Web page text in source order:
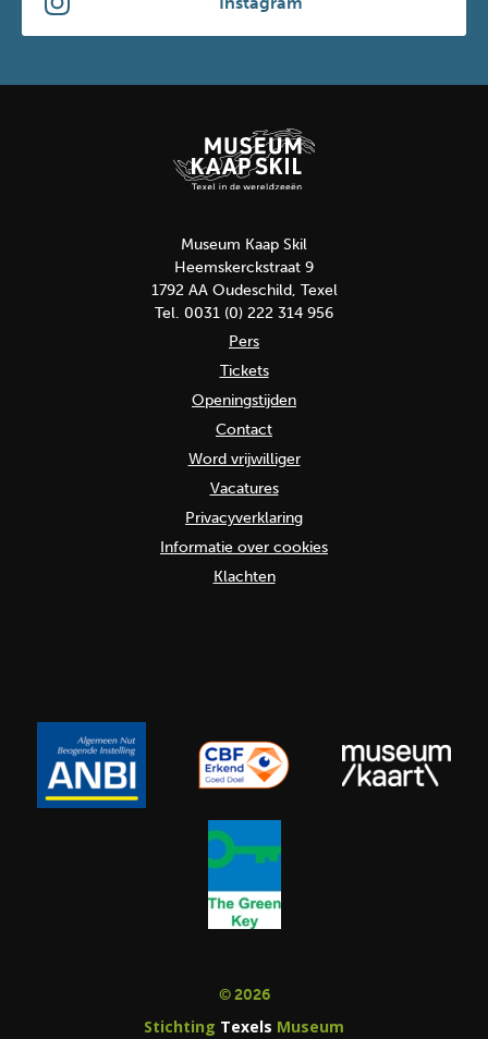
Museum Kaap Skil
Heemskerckstraat 9
1792 AA Oudeschild, Texel
Tel. 0031 (0) 222 314 956
Pers
Tickets
Openingstijden
Contact
Word vrijwilliger
Vacatures
Privacyverklaring
Informatie over cookies
Klachten
© 2026
Stichting Texels Museum